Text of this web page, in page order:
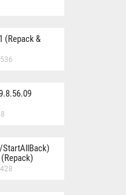
(Repack &
536
428